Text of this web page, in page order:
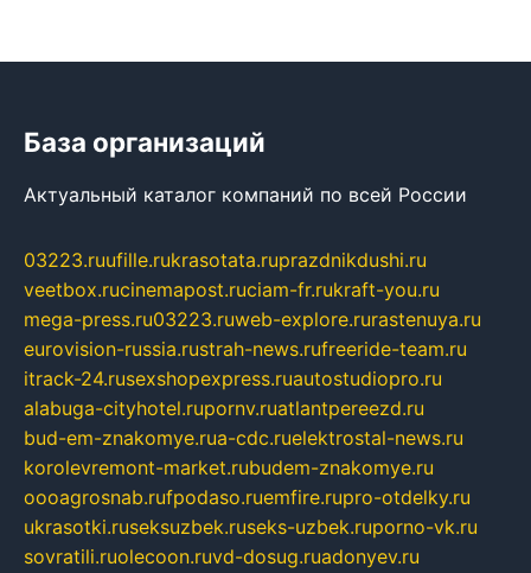
База организаций
Актуальный каталог компаний по всей России
03223.ruufille.rukrasotata.ruprazdnikdushi.ru
veetbox.rucinemapost.ruciam-fr.rukraft-you.ru
mega-press.ru03223.ruweb-explore.rurastenuya.ru
eurovision-russia.rustrah-news.rufreeride-team.ru
itrack-24.rusexshopexpress.ruautostudiopro.ru
alabuga-cityhotel.rupornv.ruatlantpereezd.ru
bud-em-znakomye.rua-cdc.ruelektrostal-news.ru
korolevremont-market.rubudem-znakomye.ru
oooagrosnab.rufpodaso.ruemfire.rupro-otdelky.ru
ukrasotki.ruseksuzbek.ruseks-uzbek.ruporno-vk.ru
sovratili.ruolecoon.ruvd-dosug.ruadonyev.ru